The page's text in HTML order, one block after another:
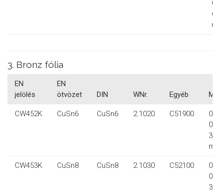
3. Bronz fólia
EN
jelölés
EN
ötvözet
DIN WNr. Egyéb
CW452K CuSn6 CuSn6 2.1020 C51900
320
CW453K CuSn8 CuSn8 2.1030 C52100
320